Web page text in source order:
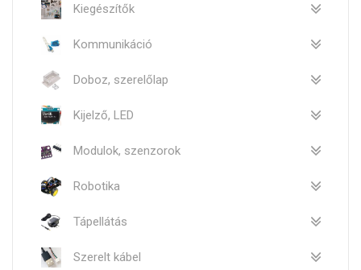
Kiegészítők
Kommunikáció
Doboz, szerelőlap
Kijelző, LED
Modulok, szenzorok
Robotika
Tápellátás
Szerelt kábel